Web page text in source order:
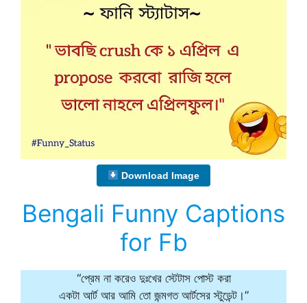
Download Image
Bengali Funny Captions
for Fb
“প্রেম না করেও দুঃখের স্টেটাস পোস্ট করা
একটা আর্ট আর আমি তো জন্মগত আর্টসের স্টুডেন্ট।”